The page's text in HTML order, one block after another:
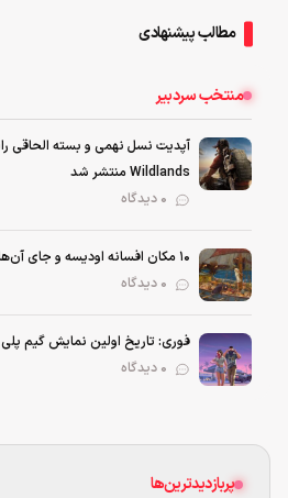
مطالب پیشنهادی
منتخب سردبیر
Wildlands منتشر شد
۱۰ مکان افسانه اودیسه و جای آن‌ها در دنیای واقعی
فوری: تاریخ اولین نمایش گیم پلی GTA 6 مشخص شد
پربازدیدترین‌ها